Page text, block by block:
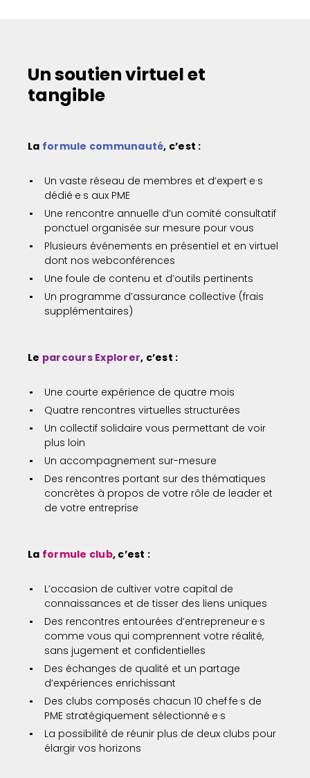
Un soutien virtuel et
tangible
La formule communauté, c’est :
Un vaste réseau de membres et d’expert·e·s
dédié·e·s aux PME
Une rencontre annuelle d’un comité consultatif
ponctuel organisée sur mesure pour vous
Plusieurs événements en présentiel et en virtuel
dont nos webconférences
Une foule de contenu et d’outils pertinents
Un programme d’assurance collective (frais
supplémentaires)
Le parcours Explorer, c’est :
Une courte expérience de quatre mois
Quatre rencontres virtuelles structurées
Un collectif solidaire vous permettant de voir
plus loin
Un accompagnement sur-mesure
Des rencontres portant sur des thématiques
concrètes à propos de votre rôle de leader et
de votre entreprise
La formule club, c’est :
L’occasion de cultiver votre capital de
connaissances et de tisser des liens uniques
Des rencontres entourées d’entrepreneur·e·s
comme vous qui comprennent votre réalité,
sans jugement et confidentielles
Des échanges de qualité et un partage
d’expériences enrichissant
Des clubs composés chacun 10 chef·fe·s de
PME stratégiquement sélectionné·e·s
La possibilité de réunir plus de deux clubs pour
élargir vos horizons